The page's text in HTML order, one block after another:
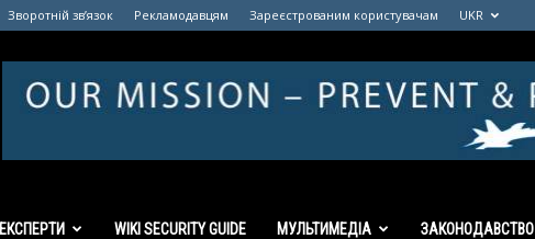
Зворотній зв’язок Рекламодавцям Зареєстрованим користувачам UKR
ЕКСПЕРТИ WIKI SECURITY GUIDE МУЛЬТИМЕДІА ЗАКОНОДАВСТВО